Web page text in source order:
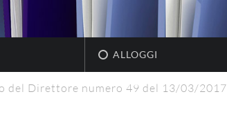
ALLOGGI
del Direttore numero 49 del 13/03/2017